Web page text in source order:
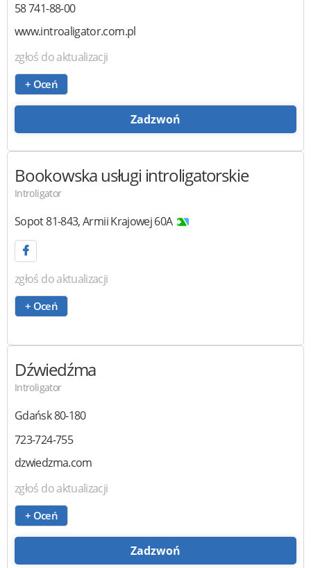
58 741-88-00
www.introaligator.com.pl
zgłoś do aktualizacji
+ Oceń
Zadzwoń
Bookowska usługi introligatorskie
Introligator
Sopot81-843,Armii Krajowej 60A
zgłoś do aktualizacji
+ Oceń
Dźwiedźma
Introligator
Gdańsk80-180
723-724-755
dzwiedzma.com
zgłoś do aktualizacji
+ Oceń
Zadzwoń